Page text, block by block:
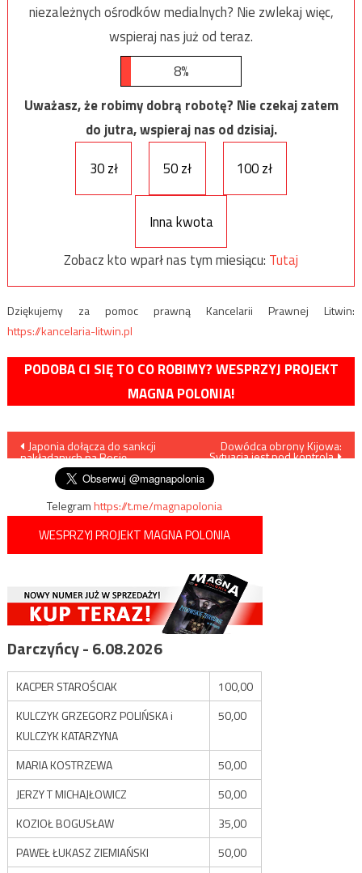
niezależnych ośrodków medialnych? Nie zwlekaj więc,
wspieraj nas już od teraz.
8%
Uważasz, że robimy dobrą robotę? Nie czekaj zatem
do jutra, wspieraj nas od dzisiaj.
30 zł
50 zł 100 zł
Inna kwota
Zobacz kto wparł nas tym miesiącu: Tutaj
Dziękujemy za pomoc prawną Kancelarii Prawnej Litwin:
https://kancelaria-litwin.pl
PODOBA CI SIĘ TO CO ROBIMY? WESPRZYJ PROJEKT
MAGNA POLONIA!
Nawigacja
wpisu
Japonia dołącza do sankcji
nakładanych na Rosję
Dowódca obrony Kijowa:
Sytuacja jest pod kontrolą
Telegramhttps://t.me/magnapolonia
WESPRZYJ PROJEKT MAGNA POLONIA
Darczyńcy - 6.08.2026
KACPER STAROŚCIAK
100,00
KULCZYK GRZEGORZ POLIŃSKA i
KULCZYK KATARZYNA
50,00
MARIA KOSTRZEWA
50,00
JERZY T MICHAJŁOWICZ
50,00
KOZIOŁ BOGUSŁAW
35,00
PAWEŁ ŁUKASZ ZIEMIAŃSKI
50,00